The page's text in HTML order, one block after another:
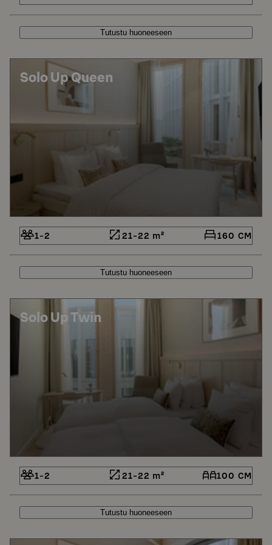
Tutustu huoneeseen
Solo Up Queen
1-2 21-22 m² 160 CM
Tutustu huoneeseen
Solo Up Twin
1-2 21-22 m² 100 CM
Tutustu huoneeseen